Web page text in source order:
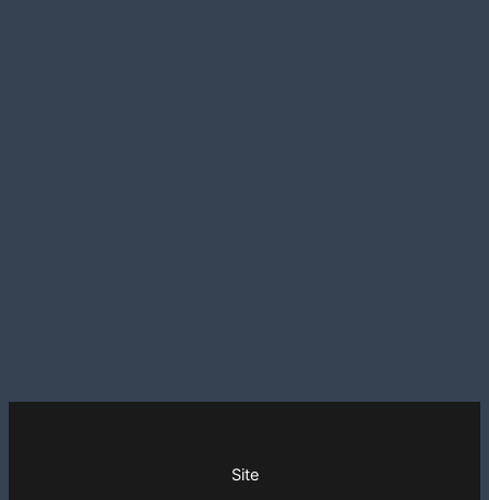
Site